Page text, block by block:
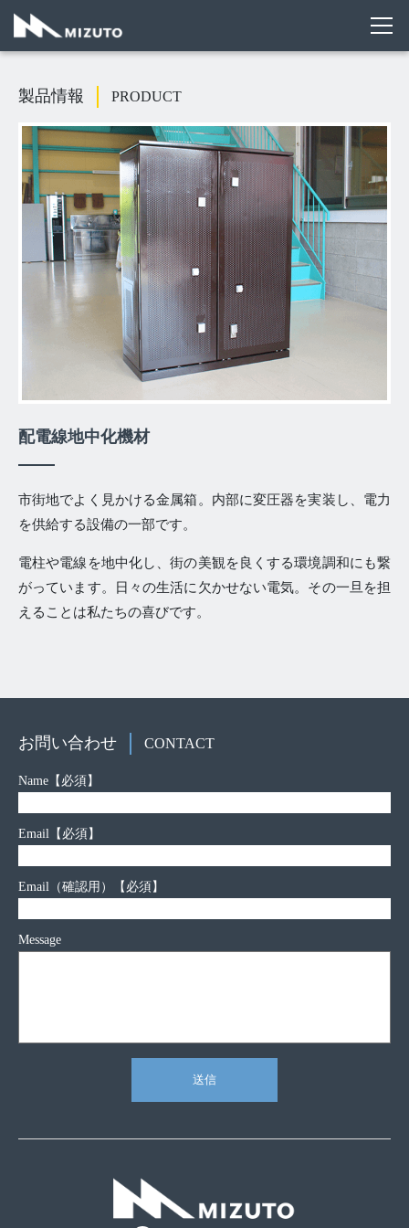
製品情報 PRODUCT
配電線地中化機材
市街地でよく見かける金属箱。内部に変圧器を実装し、電力
を供給する設備の一部です。
電柱や電線を地中化し、街の美観を良くする環境調和にも繋
がっています。日々の生活に欠かせない電気。その一旦を担
えることは私たちの喜びです。
お問い合わせ CONTACT
Name 【必須】
Email 【必須】
Email（確認用） 【必須】
Message
送信